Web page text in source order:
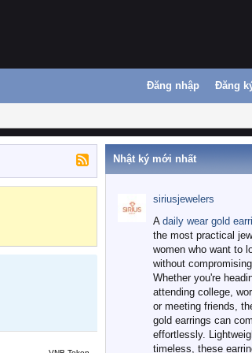
Đăng nhập Đăng
Nhật ký mới nhất
siriusjewelers
A daily wear gold
the most practical
women who want to
without
Whether you're
attending college,
or meeting friends,
gold earrings can
effortlessly.
timeless, these